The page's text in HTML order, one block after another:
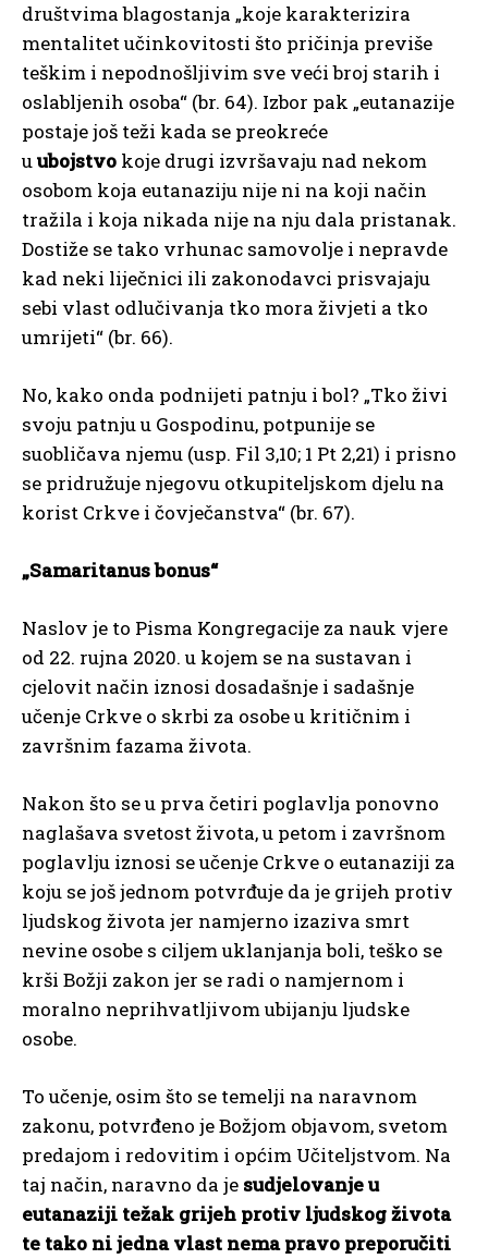
društvima blagostanja „koje karakterizira
mentalitet učinkovitosti što pričinja previše
teškim i nepodnošljivim sve veći broj starih i
oslabljenih osoba“ (br. 64). Izbor pak „eutanazije
postaje još teži kada se preokreće
uubojstvo koje drugi izvršavaju nad nekom
osobom koja eutanaziju nije ni na koji način
tražila i koja nikada nije na nju dala pristanak.
Dostiže se tako vrhunac samovolje i nepravde
kad neki liječnici ili zakonodavci prisvajaju
sebi vlast odlučivanja tko mora živjeti a tko
umrijeti“ (br. 66).
No, kako onda podnijeti patnju i bol? „Tko živi
svoju patnju u Gospodinu, potpunije se
suobličava njemu (usp. Fil 3,10; 1 Pt 2,21) i prisno
se pridružuje njegovu otkupiteljskom djelu na
korist Crkve i čovječanstva“ (br. 67).
„Samaritanus bonus“
Naslov je to Pisma Kongregacije za nauk vjere
od 22. rujna 2020. u kojem se na sustavan i
cjelovit način iznosi dosadašnje i sadašnje
učenje Crkve o skrbi za osobe u kritičnim i
završnim fazama života.
Nakon što se u prva četiri poglavlja ponovno
naglašava svetost života, u petom i završnom
poglavlju iznosi se učenje Crkve o eutanaziji za
koju se još jednom potvrđuje da je grijeh protiv
ljudskog života jer namjerno izaziva smrt
nevine osobe s ciljem uklanjanja boli, teško se
krši Božji zakon jer se radi o namjernom i
moralno neprihvatljivom ubijanju ljudske
osobe.
To učenje, osim što se temelji na naravnom
zakonu, potvrđeno je Božjom objavom, svetom
predajom i redovitim i općim Učiteljstvom. Na
taj način, naravno da je sudjelovanje u
eutanaziji težak grijeh protiv ljudskog života
te tako ni jedna vlast nema pravo preporučiti